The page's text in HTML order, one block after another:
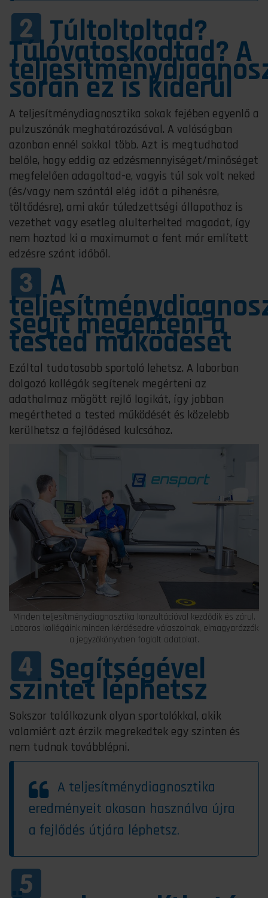
Túltoltoltad?
Túlóvatoskodtad? A
során ez is kiderül
A teljesítménydiagnosztika sokak fejében egyenlő a
pulzuszónák meghatározásával. A valóságban
azonban ennél sokkal több. Azt is megtudhatod
belőle, hogy eddig az edzésmennyiséget/minőséget
megfelelően adagoltad-e, vagyis túl sok volt neked
(és/vagy nem szántál elég időt a pihenésre,
töltődésre), ami akár túledzettségi állapothoz is
vezethet vagy esetleg alulterhelted magadat, így
nem hoztad ki a maximumot a fent már említett
edzésre szánt időből.
A
segít megérteni a
tested működését
Ezáltal tudatosabb sportoló lehetsz. A laborban
dolgozó kollégák segítenek megérteni az
adathalmaz mögött rejlő logikát, így jobban
megértheted a tested működését és közelebb
kerülhetsz a fejlődésed kulcsához.
Minden teljesítménydiagnosztika konzultációval kezdődik és zárul.
Laboros kollégáink minden kérdésedre válaszolnak, elmagyarázzák
a jegyzőkönyvben foglalt adatokat.
Segítségével
szintet léphetsz
Sokszor találkozunk olyan sportolókkal, akik
valamiért azt érzik megrekedtek egy szinten és
nem tudnak továbblépni.
A teljesítménydiagnosztika
eredményeit okosan használva újra
a fejlődés útjára léphetsz.